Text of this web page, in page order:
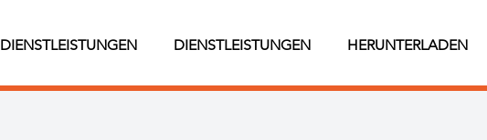
DIENSTLEISTUNGEN HERUNTERLADEN
DIENSTLEISTUNGEN